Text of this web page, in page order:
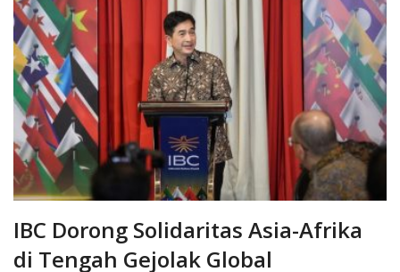
IBC Dorong Solidaritas Asia-Afrika
di Tengah Gejolak Global